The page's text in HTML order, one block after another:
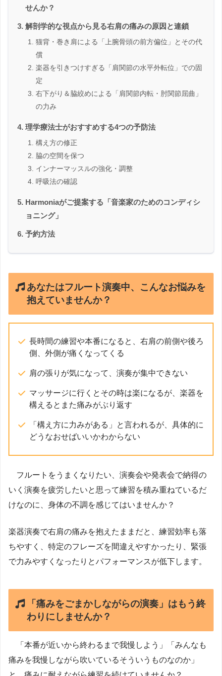
せんか？
解剖学的な視点から見る右肩の痛みの原因と連鎖
猫背・巻き肩による「上腕骨頭の前方偏位」とその代
償
楽器を引きつけすぎる「肩関節の水平外転位」での固
定
右下がり＆脇絞めによる「肩関節内転・肘関節屈曲」
の力み
理学療法士がおすすめする4つの予防法
構え方の修正
脇の空間を保つ
インナーマッスルの強化・調整
呼吸法の確認
Harmoniaがご提案する「音楽家のためのコンディシ
ョニング」
予約方法
あなたはフルート演奏中、こんなお悩みを
抱えていませんか？
長時間の練習や本番になると、右肩の前側や後ろ
側、外側が痛くなってくる
肩の張りが気になって、演奏が集中できない
マッサージに行くとその時は楽になるが、楽器を
構えるとまた痛みがぶり返す
「構え方に力みがある」と言われるが、具体的に
どうなおせばいいかわからない
フルートをうまくなりたい、演奏会や発表会で納得の
いく演奏を疲労したいと思って練習を積み重ねているだ
けなのに、身体の不調を感じてはいませんか？
楽器演奏で右肩の痛みを抱えたままだと、練習効率も落
ちやすく、特定のフレーズを間違えやすかったり、緊張
で力みやすくなったりとパフォーマンスが低下します。
「痛みをごまかしながらの演奏」はもう終
わりにしませんか？
「本番が近いから終わるまで我慢しよう」「みんなも
痛みを我慢しながら吹いているそういうものなのか」